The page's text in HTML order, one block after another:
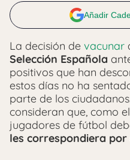
Añadir
La decisión de vacunar
Selección Española
positivos que han
estos días no ha
parte de los
consideran que, como
jugadores de fútbol
les correspondiera por